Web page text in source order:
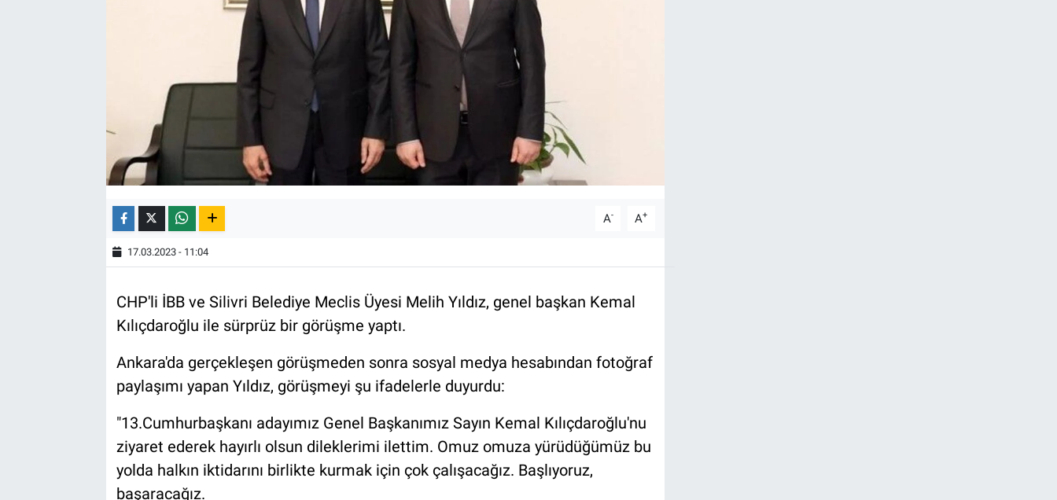
A- A+
17.03.2023 - 11:04
CHP'li İBB ve Silivri Belediye Meclis Üyesi Melih Yıldız, genel başkan Kemal
Kılıçdaroğlu ile sürprüz bir görüşme yaptı.
Ankara'da gerçekleşen görüşmeden sonra sosyal medya hesabından fotoğraf
paylaşımı yapan Yıldız, görüşmeyi şu ifadelerle duyurdu:
"13.Cumhurbaşkanı adayımız Genel Başkanımız Sayın Kemal Kılıçdaroğlu'nu
ziyaret ederek hayırlı olsun dileklerimi ilettim. Omuz omuza yürüdüğümüz bu
yolda halkın iktidarını birlikte kurmak için çok çalışacağız. Başlıyoruz,
başaracağız.